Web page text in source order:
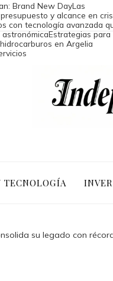
Brand New DayLas
y alcance en
con tecnología avanzada
Estrategias para
en Argelia
TECNOLOGÍA
su legado con